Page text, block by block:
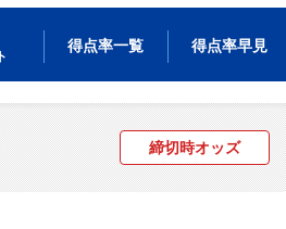
得点率一覧 得点率早見
締切時オッズ